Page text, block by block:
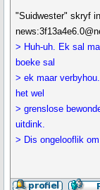
"Suidwester" skryf
> Huh-uh. Ek sal
boeke sal
> ek maar
het wel
> grenslose
uitdink.
> Dis ongelooflik